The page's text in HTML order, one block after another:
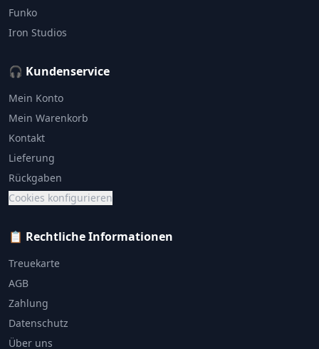
Funko
Iron Studios
🎧 Kundenservice
Mein Konto
Mein Warenkorb
Kontakt
Lieferung
Rückgaben
Cookies konfigurieren
📋 Rechtliche Informationen
Treuekarte
AGB
Zahlung
Datenschutz
Über uns